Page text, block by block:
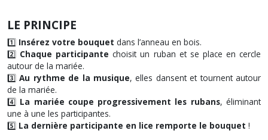
LE PRINCIPE
1️⃣ Insérez votre bouquet dans l’anneau en bois.
2️⃣ Chaque participante choisit un ruban et se place en cercle
autour de la mariée.
3️⃣Au rythme de la musique, elles dansent et tournent autour
de la mariée.
4️⃣ La mariée coupe progressivement les rubans, éliminant
une à une les participantes.
5️⃣ La dernière participante en lice remporte le bouquet !